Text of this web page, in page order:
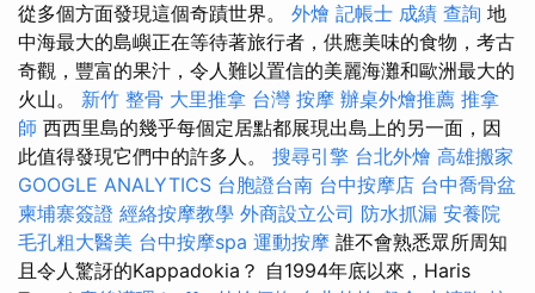
從多個方面發現這個奇蹟世界。 外燴 記帳士 成績 查詢 地
中海最大的島嶼正在等待著旅行者，供應美味的食物，考古
奇觀，豐富的果汁，令人難以置信的美麗海灘和歐洲最大的
火山。 新竹 整骨 大里推拿 台灣 按摩 辦桌外燴推薦 推拿
師 西西里島的幾乎每個定居點都展現出島上的另一面，因
此值得發現它們中的許多人。 搜尋引擎 台北外燴 高雄搬家
GOOGLE ANALYTICS 台胞證台南 台中按摩店 台中喬骨盆
柬埔寨簽證 經絡按摩教學 外商設立公司 防水抓漏 安養院
毛孔粗大醫美 台中按摩spa 運動按摩 誰不會熟悉眾所周知
且令人驚訝的Kappadokia？ 自1994年底以來，Haris